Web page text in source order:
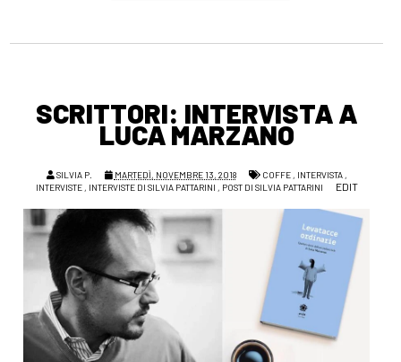
SCRITTORI: INTERVISTA A
LUCA MARZANO
SILVIA P. MARTEDÌ, NOVEMBRE 13, 2018 COFFE, INTERVISTA,
INTERVISTE, INTERVISTE DI SILVIA PATTARINI , POST DI SILVIA PATTARINI EDIT